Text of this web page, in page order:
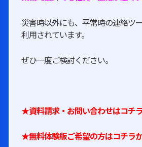
災害時以外にも、平常時の連絡ツ
利用されています。
ぜひ一度ご検討ください。
★資料請求・お問い合わせはコチ
★無料体験版ご希望の方はコチラ